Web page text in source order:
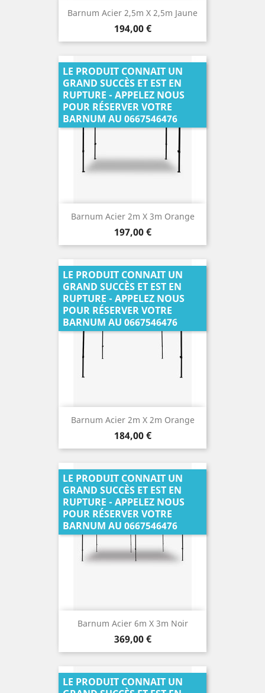
Barnum Acier 2,5m X 2,5m Jaune
Prix
194,00 €
Barnum Acier 2m X 3m Orange
Prix
197,00 €
LE PRODUIT CONNAIT UN
GRAND SUCCÈS ET EST EN
RUPTURE - APPELEZ NOUS
POUR RÉSERVER VOTRE
BARNUM AU 0667546476
Barnum Acier 2m X 2m Orange
Prix
184,00 €
LE PRODUIT CONNAIT UN
GRAND SUCCÈS ET EST EN
RUPTURE - APPELEZ NOUS
POUR RÉSERVER VOTRE
BARNUM AU 0667546476
Barnum Acier 6m X 3m Noir
Prix
369,00 €
LE PRODUIT CONNAIT UN
GRAND SUCCÈS ET EST EN
RUPTURE - APPELEZ NOUS
POUR RÉSERVER VOTRE
BARNUM AU 0667546476
LE PRODUIT CONNAIT UN